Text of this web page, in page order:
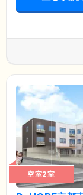
空室2室